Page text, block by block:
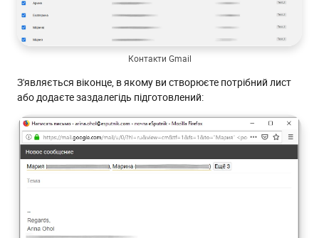
Контакти Gmail
З'являється віконце, в якому ви створюєте потрібний лист
або додаєте заздалегідь підготовлений: